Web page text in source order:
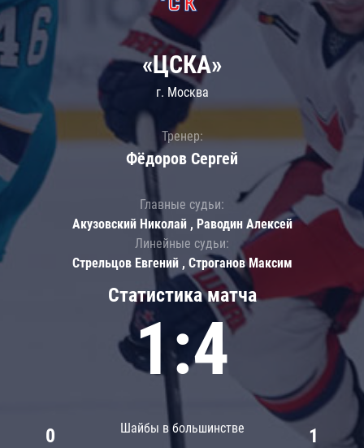
Статистика матча
1:4
Шайбы в большинстве
0 1
«ЦСКА»
г. Москва
Тренер:
Фёдоров Сергей
Главные судьи:
Акузовский Николай , Раводин Алексей
Линейные судьи:
Стрельцов Евгений , Строганов Максим